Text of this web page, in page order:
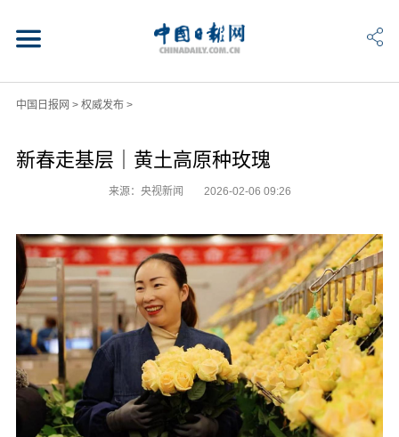
中国日报网 > 权威发布>
新春走基层｜黄土高原种玫瑰
来源：央视新闻 2026-02-06 09:26